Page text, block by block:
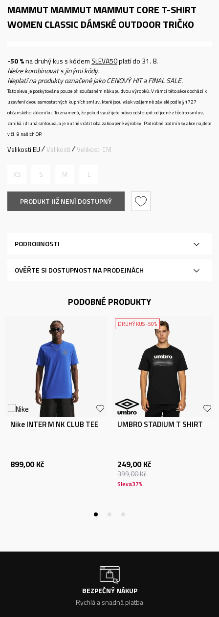
MAMMUT MAMMUT MAMMUT CORE T-SHIRT
WOMEN CLASSICDÁMSKÉ OUTDOOR TRIČKO
-50 %na druhý kus s kódem SLEVA50platí do 31. 8.
Nelze kombinovat s jinými kódy.
Neplatí na produkty označené jako CENOVÝ HIT a FINAL SALE.
Tato sleva je poskytována pouze při současném nákupu dvou výrobků. V rámci této akce dochází k
uzavření dvou samostatných kupních smluv, které jsou však vzájemně závislé podle § 1727
občanského zákoníku. To znamená, že pokud využijete právo odstoupit od jedné z těchto smluv,
zaniká i druhá smlouva, a je nutné vrátit oba zakoupené výrobky. Podrobné podmínky akce najdete
v čl. 9 našich OP.
Velikosti EU Velikosti Velikosti CM
XS S M L
PRODUKT JIŽ NENÍ DOSTUPNÝ
PODROBNOSTI
OVĚŘTE SI DOSTUPNOST NA PRODEJNÁCH
PODOBNÉ PRODUKTY
Nike INTER M NK CLUB TEE
899,00 Kč
DRUHÝ KUS -50%
UMBRO STADIUM T SHIRT
249,00 Kč
399,00Kč
Sleva37%
BEZPEČNÝ NÁKUP
Rychlá a snadná platba